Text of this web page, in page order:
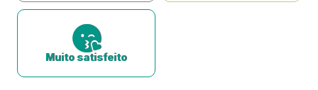
Muito satisfeito